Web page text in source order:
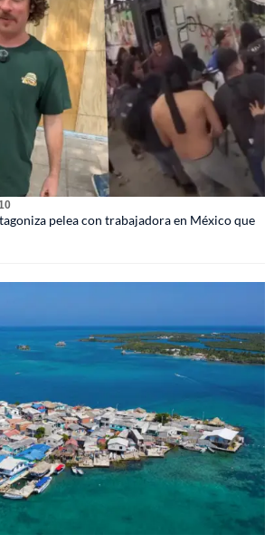
pelea con trabajadora en México que